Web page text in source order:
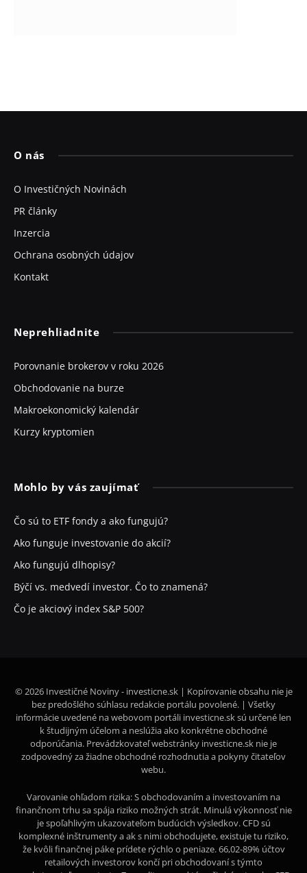
O nás
O Investičných Novinách
PR články
Inzercia
Ochrana osobných údajov
Kontakt
Neprehliadnite
Porovnanie brokerov v roku 2026
Obchodovanie na burze
Makroekonomický kalendár
Kurzy kryptomien
Mohlo by vás zaujímať
Čo sú to ETF fondy a ako fungujú?
Ako funguje investovanie do akcií?
Ako fungujú dlhopisy?
Býčí vs. medvedí investor. Čo to znamená?
Čo je akciový index S&P 500?
© 2026 Investičné Noviny - investicne.sk | Kopírovanie obsahu nie je
bez predošlého súhlasu redakcie portálu povolené. | Všetky
informácie uvedené na webovom portáli investicne.sk sú určené len
k študijným účelom a neslúžia ako konkrétne obchodné
odporúčania. Prevádzkovateľ webstránky investicne.sk nie je
zodpovedný za žiadne obchodné rozhodnutia a pokyny čitateľov
webu.
Varovanie ohľadom rizika: S obchodovaním a investovaním na
finančnom trhu sa spája riziko možných strát. Minulá výkonnosť nie
je spoľahlivým ukazovateľom budúcich výsledkov. CFD sú
komplexné inštrumenty a ak s nimi obchodujete, existuje tu riziko,
že kvôli finančnej páke prídete rýchlo o peniaze. 66,02-89% účtov
retailových investorov končí pri obchodovaní s týmto